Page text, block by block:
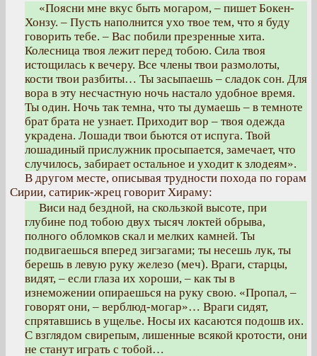
«Поясни мне вкус быть могаром, – пишет Бокен-
Хонзу. – Пусть наполнится ухо твое тем, что я буду
говорить тебе. – Вас побили презренные хита.
Колесница твоя лежит перед тобою. Сила твоя
истощилась к вечеру. Все члены твои размолоты,
кости твои разбиты… Ты засыпаешь – сладок сон. Для
вора в эту несчастную ночь настало удобное время.
Ты один. Ночь так темна, что ты думаешь – в темноте
брат брата не узнает. Приходит вор – твоя одежда
украдена. Лошади твои бьются от испуга. Твой
лошадиный прислужник просыпается, замечает, что
случилось, забирает остальное и уходит к злодеям».
В другом месте, описывая трудности похода по горам
Сирии, сатирик-жрец говорит Хираму:
Виси над бездной, на скользкой высоте, при
глубине под тобою двух тысяч локтей обрыва,
полного обломков скал и мелких камней. Ты
подвигаешься вперед зигзагами; ты несешь лук, ты
берешь в левую руку железо (меч). Враги, старцы,
видят, – если глаза их хороши, – как ты в
изнеможении опираешься на руку свою. «Пропал, –
говорят они, – верблюд-могар»… Враги сидят,
спрятавшись в ущелье. Носы их касаются подошв их.
С взглядом свирепым, лишенные всякой кротости, они
не станут играть с тобой…